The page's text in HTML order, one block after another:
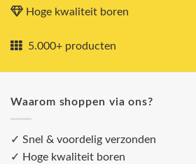
Hoge kwaliteit boren
5.000+ producten
Waarom shoppen via ons?
✓ Snel & voordelig verzonden
✓ Hoge kwaliteit boren